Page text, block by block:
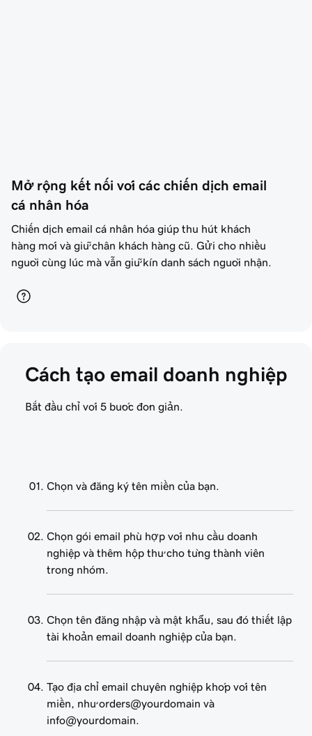
Mở rộng kết nối với các chiến dịch email
cá nhân hóa
Chiến dịch email cá nhân hóa giúp thu hút khách
hàng mới và giữ chân khách hàng cũ. Gửi cho nhiều
người cùng lúc mà vẫn giữ kín danh sách người nhận.
Cách tạo email doanh nghiệp
Bắt đầu chỉ với 5 bước đơn giản.
Chọn và đăng ký tên miền của bạn.
Chọn gói email phù hợp với nhu cầu doanh
nghiệp và thêm hộp thư cho từng thành viên
trong nhóm.
Chọn tên đăng nhập và mật khẩu, sau đó thiết lập
tài khoản email doanh nghiệp của bạn.
Tạo địa chỉ email chuyên nghiệp khớp với tên
miền, như orders@yourdomain và
info@yourdomain.